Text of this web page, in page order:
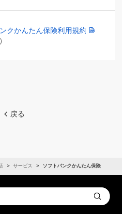
クかんたん保険利用規約
戻る
サービス ソフトバンクかんたん保険
Submit